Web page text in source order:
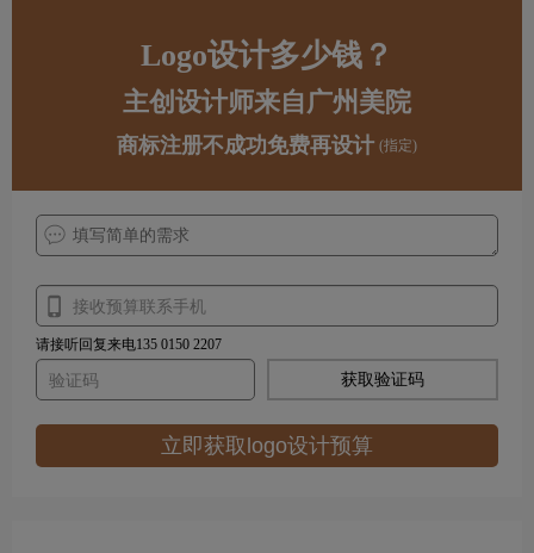
Logo设计多少钱？
主创设计师来自广州美院
商标注册不成功免费再设计 (指定)
请接听回复来电135 0150 2207
获取验证码
立即获取logo设计预算